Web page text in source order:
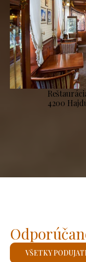
4200
VŠETKY